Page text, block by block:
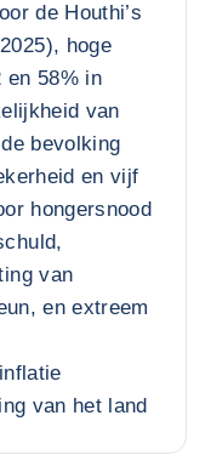
de Houthi’s
hoge
en 58% in
van
bevolking
en vijf
hongersnood
van
en extreem
van het land